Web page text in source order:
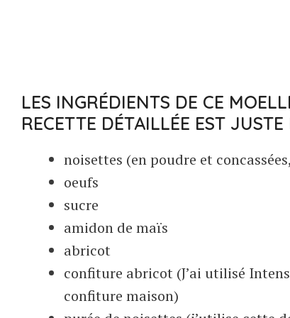
LES INGRÉDIENTS DE CE
RECETTE DÉTAILLÉE EST
noisettes (en poudre et
oeufs
sucre
amidon de maïs
abricot
confiture abricot (J’ai utilisé
confiture maison)